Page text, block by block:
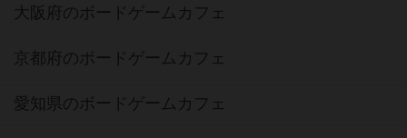
大阪府のボードゲームカフェ
京都府のボードゲームカフェ
愛知県のボードゲームカフェ